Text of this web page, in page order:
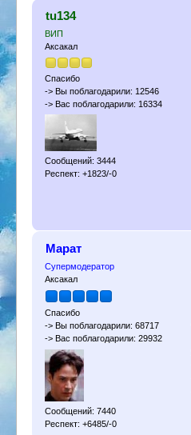
tu134
ВИП
Аксакал
Спасибо
-> Вы поблагодарили: 12546
-> Вас поблагодарили: 16334
Сообщений: 3444
Респект: +1823/-0
Марат
Супермодератор
Аксакал
Спасибо
-> Вы поблагодарили: 68717
-> Вас поблагодарили: 29932
Сообщений: 7440
Респект: +6485/-0